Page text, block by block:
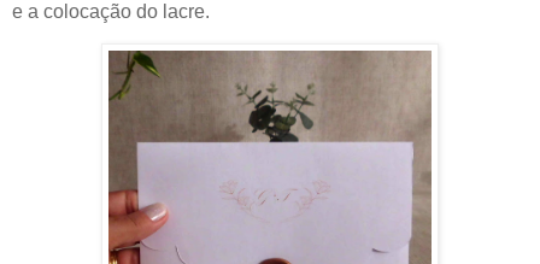
e a colocação do lacre.